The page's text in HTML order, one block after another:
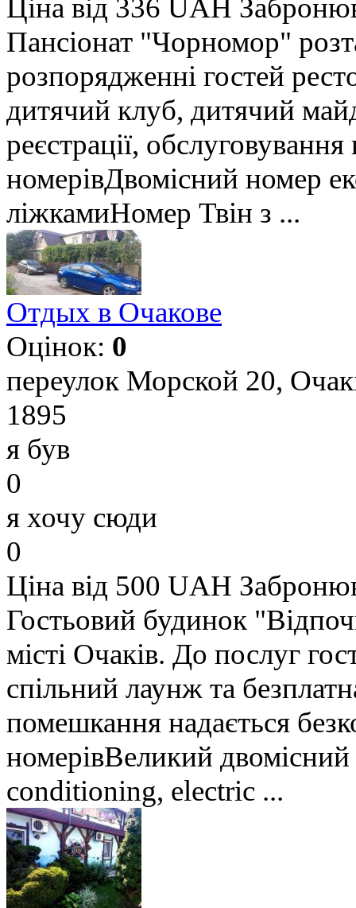
Ціна від 336 UAH
Пансіонат "Чорномор"
розпорядженні гостей
дитячий клуб, дитячий
реєстрації,
номерівДвомісний номер
ліжкамиНомер Твін з ...
Отдых в Очакове
Оцінок: 0
переулок Морской 20,
1895
я був
0
я хочу сюди
0
Ціна від 500 UAH
Гостьовий будинок
місті Очаків. До послуг
спільний лаунж та
помешкання надається
номерівВеликий
conditioning, electric ...